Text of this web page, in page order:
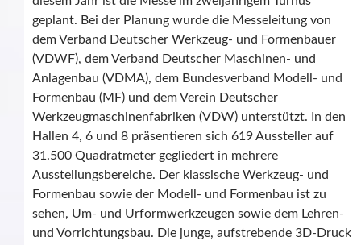
geplant. Bei der Planung wurde die Messeleitung von
dem Verband Deutscher Werkzeug- und Formenbauer
(VDWF), dem Verband Deutscher Maschinen- und
Anlagenbau (VDMA), dem Bundesverband Modell- und
Formenbau (MF) und dem Verein Deutscher
Werkzeugmaschinenfabriken (VDW) unterstützt. In den
Hallen 4, 6 und 8 präsentieren sich 619 Aussteller auf
31.500 Quadratmeter gegliedert in mehrere
Ausstellungsbereiche. Der klassische Werkzeug- und
Formenbau sowie der Modell- und Formenbau ist zu
sehen, Um- und Urformwerkzeugen sowie dem Lehren-
und Vorrichtungsbau. Die junge, aufstrebende 3D-Druck